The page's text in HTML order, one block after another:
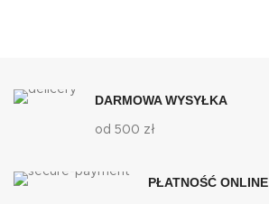
DARMOWA WYSYŁKA
od 500 zł
PŁATNOŚĆ ONLINE